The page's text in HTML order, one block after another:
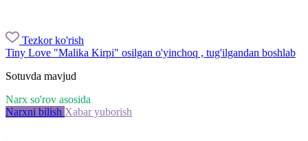
Tezkor ko'rish
Tiny Love "Malika Kirpi" osilgan o'yinchoq , tug'ilgandan boshlab
Sotuvda mavjud
Narx so'rov asosida
Narxni bilish Xabar yuborish